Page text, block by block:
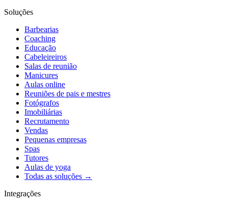
Soluções
Barbearias
Coaching
Educação
Cabeleireiros
Salas de reunião
Manicures
Aulas online
Reuniões de pais e mestres
Fotógrafos
Imobiliárias
Recrutamento
Vendas
Pequenas empresas
Spas
Tutores
Aulas de yoga
Todas as soluções →
Integrações